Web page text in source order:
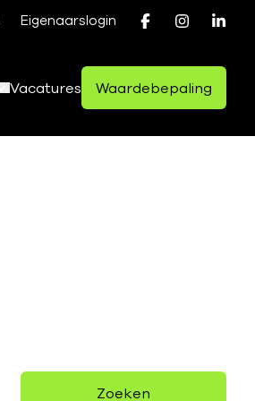
Eigenaarslogin
Vacatures Waardebepaling
Zoeken